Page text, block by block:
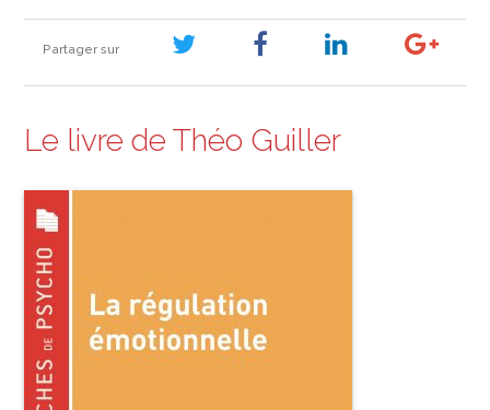
Partager sur
Le livre de Théo Guiller